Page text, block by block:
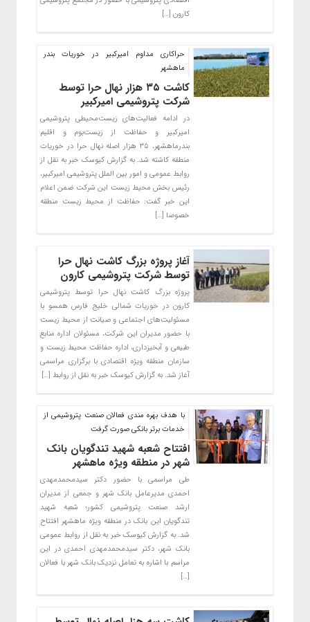
کارون […]
حراکاری مداوم امیرکبیر در خوریات بندر
ماهشهر
کاشت ۳۵ هزار نهال حرا توسط
شرکت پتروشیمی امیرکبیر
در ادامه فعالیت‌های زیست‌محیطی پتروشیمی
امیرکبیر و حفاظت از زیست‌بوم و اقلیم
بندر‌ماهشهر، ۳۵ هزار اصله نهال حرا در خوریات
منطقه کاشته شد. به گزارش کیوسک خبر به نقل از
روابط عمومی و امور بین الملل پتروشیمی امیرکبیر،
رئیس بخش محیط زیست این شرکت ضمن اعلام
این خبر گفت: حفاظت از محیط زیست منطقه
خصوصا […]
آغاز پروژه بزرگ کاشت نهال حرا
توسط شرکت پتروشیمی کارون
پروژه بزرگ کاشت نهال حرا توسط پتروشیمی
کارون در خوریات شمالی خلیج فارس همسو با
مسئولیت‌های اجتماعی و صیانت از محیط زیست
با حضور مدیران این شرکت، مسئولان اداره منابع
طبیعی و آبخیزداری، اداره حفاظت محیط زیست و
سازمان منطقه ویژه اقتصادی با برگزاری مراسمی
آغاز شد. به گزارش کیوسک خبر به نقل از روابط […]
با هدف بهره مندی فعالان صنعت پتروشیمی از
خدمات برتر بانکی صورت گرفت
افتتاح شعبه شهید تندگویان بانک
شهر در منطقه ویژه ماهشهر
طی مراسمی با حضور دکتر سیدمحمدمهدی
احمدی مدیرعامل بانک شهر و جمعی از مدیران
ارشد صنعت پتروشیمی کشور؛ شعبه شهید
تندگویان این بانک در منطقه ویژه ماهشهر افتتاح
شد. به گزارش کیوسک خبر به نقل از روابط عمومی
بانک شهر، دکتر سیدمحمدمهدی احمدی در این
مراسم با اشاره به تعامل نزدیک بانک شهر با فعالان
[…]